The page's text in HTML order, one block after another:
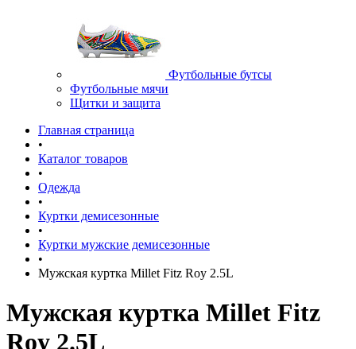
Футбольные бутсы
Футбольные мячи
Щитки и защита
Главная страница
•
Каталог товаров
•
Одежда
•
Куртки демисезонные
•
Куртки мужские демисезонные
•
Мужская куртка Millet Fitz Roy 2.5L
Мужская куртка Millet Fitz
Roy 2.5L